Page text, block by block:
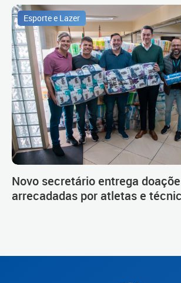
Esporte e Lazer
Novo secretário entrega
arrecadadas por atletas e